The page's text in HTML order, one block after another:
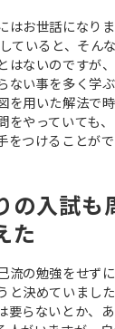
はお世話になり
ていると、そん
はないのですが
ない事を多く学
を用いた解法で
をやっていても
をつけることがで
の入試も
た
流の勉強をせず
と決めていまし
要らないとか、